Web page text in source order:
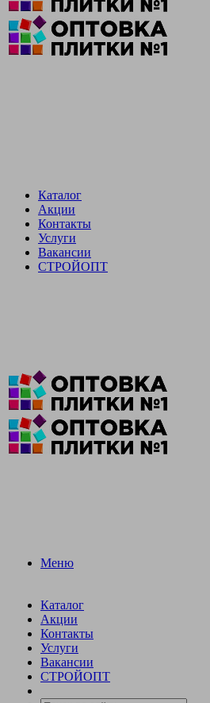
Каталог
Акции
Контакты
Услуги
Вакансии
СТРОЙОПТ
Меню
Каталог
Акции
Контакты
Услуги
Вакансии
СТРОЙОПТ